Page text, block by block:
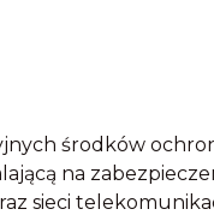
środków
na
sieci